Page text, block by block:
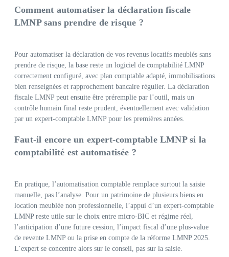
Comment automatiser la déclaration fiscale
LMNP sans prendre de risque ?
Pour automatiser la déclaration de vos revenus locatifs meublés sans
prendre de risque, la base reste un logiciel de comptabilité LMNP
correctement configuré, avec plan comptable adapté, immobilisations
bien renseignées et rapprochement bancaire régulier. La déclaration
fiscale LMNP peut ensuite être préremplie par l’outil, mais un
contrôle humain final reste prudent, éventuellement avec validation
par un expert-comptable LMNP pour les premières années.
Faut‑il encore un expert‑comptable LMNP si la
comptabilité est automatisée ?
En pratique, l’automatisation comptable remplace surtout la saisie
manuelle, pas l’analyse. Pour un patrimoine de plusieurs biens en
location meublée non professionnelle, l’appui d’un expert-comptable
LMNP reste utile sur le choix entre micro-BIC et régime réel,
l’anticipation d’une future cession, l’impact fiscal d’une plus-value
de revente LMNP ou la prise en compte de la réforme LMNP 2025.
L’expert se concentre alors sur le conseil, pas sur la saisie.